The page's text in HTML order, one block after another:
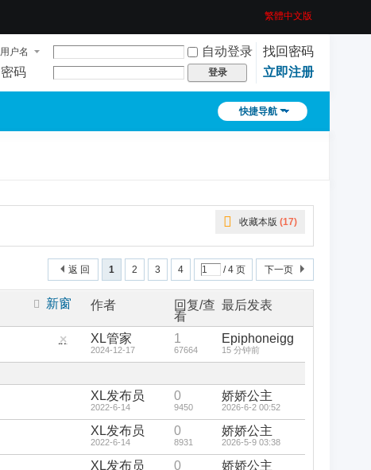
繁體中文版
用户名 自动登录
找回密码
密码
登录 立即注册
快捷导航
收藏本版 (17)
1 2 3 4 / 4 页 下一页
返 回
新窗 作者
回复/查
看
最后发表
隐
帖
XL管家
2024-12-17
1
67664
Epiphoneigg
15 分钟前
XL发布员
2022-6-14
0
9450
娇娇公主
2026-6-2 00:52
XL发布员
2022-6-14
0
8931
娇娇公主
2026-5-9 03:38
XL发布员 0 娇娇公主